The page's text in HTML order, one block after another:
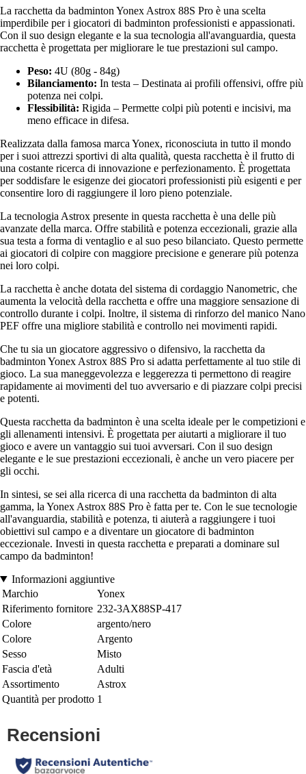
La racchetta da badminton Yonex Astrox 88S Pro è una scelta
imperdibile per i giocatori di badminton professionisti e appassionati.
Con il suo design elegante e la sua tecnologia all'avanguardia, questa
racchetta è progettata per migliorare le tue prestazioni sul campo.
Peso: 4U (80g - 84g)
Bilanciamento: In testa – Destinata ai profili offensivi, offre più
potenza nei colpi.
Flessibilità: Rigida – Permette colpi più potenti e incisivi, ma
meno efficace in difesa.
Realizzata dalla famosa marca Yonex, riconosciuta in tutto il mondo
per i suoi attrezzi sportivi di alta qualità, questa racchetta è il frutto di
una costante ricerca di innovazione e perfezionamento. È progettata
per soddisfare le esigenze dei giocatori professionisti più esigenti e per
consentire loro di raggiungere il loro pieno potenziale.
La tecnologia Astrox presente in questa racchetta è una delle più
avanzate della marca. Offre stabilità e potenza eccezionali, grazie alla
sua testa a forma di ventaglio e al suo peso bilanciato. Questo permette
ai giocatori di colpire con maggiore precisione e generare più potenza
nei loro colpi.
La racchetta è anche dotata del sistema di cordaggio Nanometric, che
aumenta la velocità della racchetta e offre una maggiore sensazione di
controllo durante i colpi. Inoltre, il sistema di rinforzo del manico Nano
PEF offre una migliore stabilità e controllo nei movimenti rapidi.
Che tu sia un giocatore aggressivo o difensivo, la racchetta da
badminton Yonex Astrox 88S Pro si adatta perfettamente al tuo stile di
gioco. La sua maneggevolezza e leggerezza ti permettono di reagire
rapidamente ai movimenti del tuo avversario e di piazzare colpi precisi
e potenti.
Questa racchetta da badminton è una scelta ideale per le competizioni e
gli allenamenti intensivi. È progettata per aiutarti a migliorare il tuo
gioco e avere un vantaggio sui tuoi avversari. Con il suo design
elegante e le sue prestazioni eccezionali, è anche un vero piacere per
gli occhi.
In sintesi, se sei alla ricerca di una racchetta da badminton di alta
gamma, la Yonex Astrox 88S Pro è fatta per te. Con le sue tecnologie
all'avanguardia, stabilità e potenza, ti aiuterà a raggiungere i tuoi
obiettivi sul campo e a diventare un giocatore di badminton
eccezionale. Investi in questa racchetta e preparati a dominare sul
campo da badminton!
Informazioni aggiuntive
Marchio
Yonex
Riferimento fornitore 232-3AX88SP-417
Colore
argento/nero
Colore
Argento
Sesso
Misto
Fascia d'età
Adulti
Assortimento
Astrox
Quantità per prodotto 1